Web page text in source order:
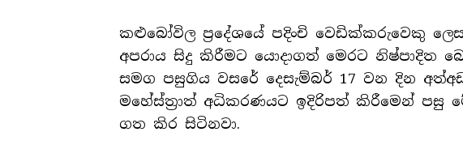
කළුබෝවිල ප්‍රදේශයේ පදිංචි වෙඩික්කරුවෙකු
අපරාය සිදු කිරීමට යොදාගත් මෙරට නිෂ්පාදිත
සමග පසුගිය වසරේ දෙසැම්බර් 17 වන දින
මහේස්ත්‍රාත් අධිකරණයට ඉදිරිපත් කිරීමෙන් පසු
ගත කිර සිටිනවා.